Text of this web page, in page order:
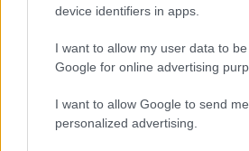
device identifiers in apps.
I want to allow my user data to
Google for online advertising
I want to allow Google to send me
personalized advertising.
A könyv nyelvezetében abszolút
műre és a—szerintem—
természetesen jelen van most is.
hangulatot, ám egyéb téren
cselekmény valamivel